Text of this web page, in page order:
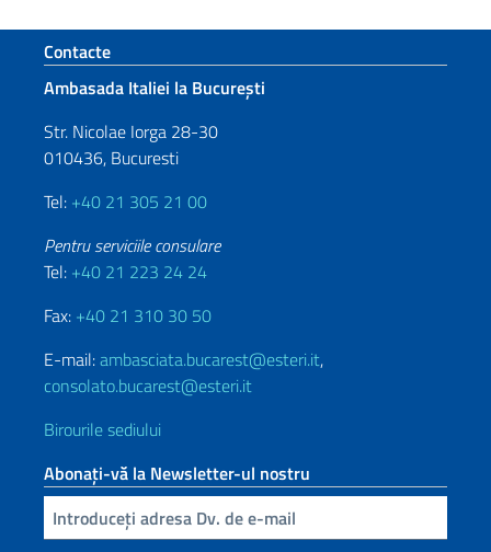
Footer section
Contacte
Ambasada Italiei la București
Str. Nicolae Iorga 28-30
010436, Bucuresti
Tel: +40 21 305 21 00
Pentru serviciile consulare
Tel: +40 21 223 24 24
Fax: +40 21 310 30 50
E-mail:ambasciata.bucarest@esteri.it,
consolato.bucarest@esteri.it
Birourile sediului
Abonați-vă la Newsletter-ul nostru
Inserisci la tua email